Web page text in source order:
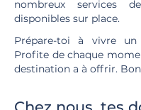
nombreux services
disponibles sur place.
Prépare-toi à vivre
Profite de chaque
destination a à offrir.